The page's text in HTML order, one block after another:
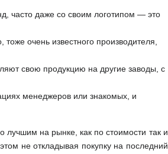
часто даже со своим логотипом — это
очень известного производителя,
свою продукцию на другие заводы, с
менеджеров или знакомых, и
лучшим на рынке, как по стоимости так и
не откладывая покупку на последний